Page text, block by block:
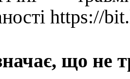
https://
що не